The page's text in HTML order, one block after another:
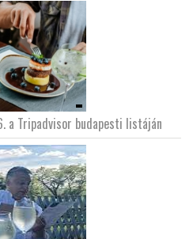
a Tripadvisor budapesti listáján